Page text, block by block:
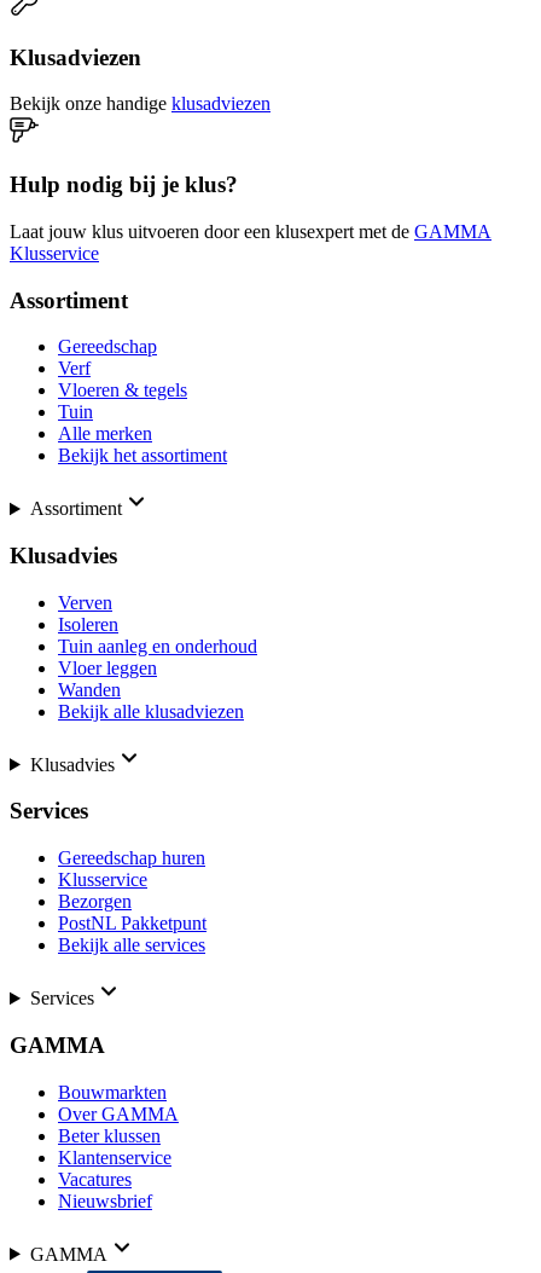
Klusadviezen
Bekijk onze handige klusadviezen
Hulp nodig bij je klus?
Laat jouw klus uitvoeren door een klusexpert met de GAMMA
Klusservice
Assortiment
Gereedschap
Verf
Vloeren & tegels
Tuin
Alle merken
Bekijk het assortiment
Assortiment
Klusadvies
Verven
Isoleren
Tuin aanleg en onderhoud
Vloer leggen
Wanden
Bekijk alle klusadviezen
Klusadvies
Services
Gereedschap huren
Klusservice
Bezorgen
PostNL Pakketpunt
Bekijk alle services
Services
GAMMA
Bouwmarkten
Over GAMMA
Beter klussen
Klantenservice
Vacatures
Nieuwsbrief
GAMMA